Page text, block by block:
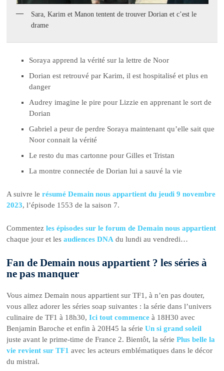
Sara, Karim et Manon tentent de trouver Dorian et c’est le
drame
Soraya apprend la vérité sur la lettre de Noor
Dorian est retrouvé par Karim, il est hospitalisé et plus en
danger
Audrey imagine le pire pour Lizzie en apprenant le sort de
Dorian
Gabriel a peur de perdre Soraya maintenant qu’elle sait que
Noor connait la vérité
Le resto du mas cartonne pour Gilles et Tristan
La montre connectée de Dorian lui a sauvé la vie
A suivre lerésumé Demain nous appartient du jeudi 9 novembre
2023, l’épisode 1553 de la saison 7.
Commentezles épisodes sur le forum de Demain nous appartient
chaque jour et lesaudiences DNA du lundi au vendredi…
Fan de Demain nous appartient ? les séries à
ne pas manquer
Vous aimez Demain nous appartient sur TF1, à n’en pas douter,
vous allez adorer les séries soap suivantes : la série dans l’univers
culinaire de TF1 à 18h30,Ici tout commence à 18H30 avec
Benjamin Baroche et enfin à 20H45 la sérieUn si grand soleil
juste avant le prime-time de France 2. Bientôt, la sériePlus belle la
vie revient sur TF1 avec les acteurs emblématiques dans le décor
du mistral.